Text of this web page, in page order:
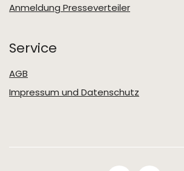
Anmeldung Presseverteiler
Service
AGB
Impressum und Datenschutz